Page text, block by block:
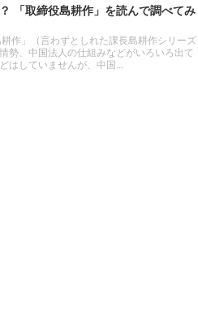
「取締役島耕作」を読んで調べてみ
作」（言わずとしれた課長島耕作シリーズ
勢、中国法人の仕組みなどがいろいろ出て
していませんが、中国...